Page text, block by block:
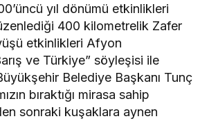
yıl dönümü etkinlikleri
400 kilometrelik Zafer
etkinlikleri Afyon
ve Türkiye” söyleşisi ile
Belediye Başkanı Tunç
bıraktığı mirasa sahip
sonraki kuşaklara aynen